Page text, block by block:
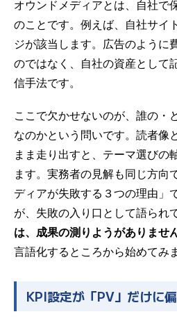
オウンドメディアとは、自社で
のことです。例えば、自社サイ
ジが該当します。広告のように
のではなく、自社の資産として
信手法です。
ここで欠かせないのが、誰の・
なのかという問いです。読者像
まま走り出すと、テーマ選びの
ます。実務者の見解も同じ方向
ディアが失敗する３つの理由」
が、失敗の入り口として語られ
は、成果の測りようがありません
言語化するところから始めてみ
KPI設定が「PV」だけに